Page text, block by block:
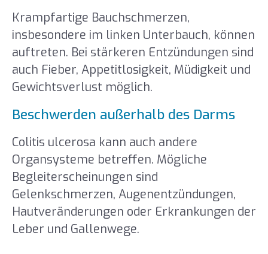
Krampfartige Bauchschmerzen,
insbesondere im linken Unterbauch, können
auftreten. Bei stärkeren Entzündungen sind
auch Fieber, Appetitlosigkeit, Müdigkeit und
Gewichtsverlust möglich.
Beschwerden außerhalb des Darms
Colitis ulcerosa kann auch andere
Organsysteme betreffen. Mögliche
Begleiterscheinungen sind
Gelenkschmerzen, Augenentzündungen,
Hautveränderungen oder Erkrankungen der
Leber und Gallenwege.